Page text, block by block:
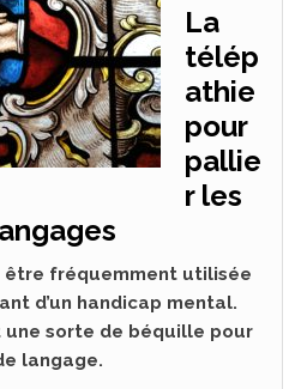
La
télép
athie
pour
pallie
r les
fréquemment utilisée
d’un handicap mental.
sorte de béquille pour
langage.